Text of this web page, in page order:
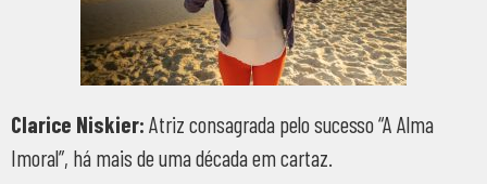
Clarice Niskier: Atriz consagrada pelo sucesso “A Alma
Imoral”, há mais de uma década em cartaz.